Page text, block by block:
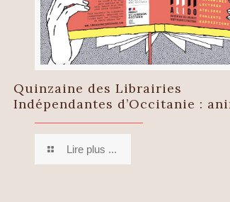
Quinzaine des Librairies
Indépendantes d’Occitanie :
Lire plus ...